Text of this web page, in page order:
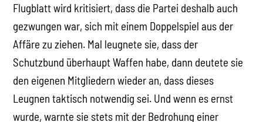
Flugblatt wird kritisiert, dass die Partei deshalb auch
gezwungen war, sich mit einem Doppelspiel aus der
Affäre zu ziehen. Mal leugnete sie, dass der
Schutzbund überhaupt Waffen habe, dann deutete sie
den eigenen Mitgliedern wieder an, dass dieses
Leugnen taktisch notwendig sei. Und wenn es ernst
wurde, warnte sie stets mit der Bedrohung einer